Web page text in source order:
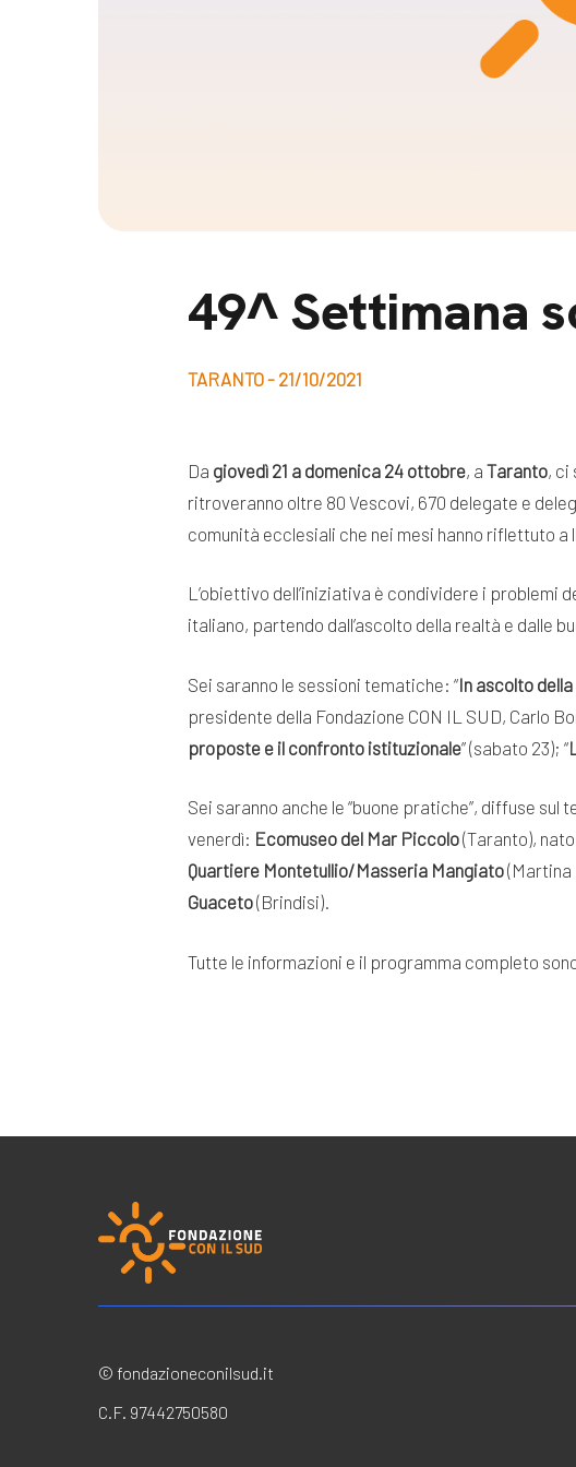
49^ Settimana
TARANTO - 21/10/2021
Da giovedì 21 a domenica 24 ottobre, a Taranto, ci
ritroveranno oltre 80 Vescovi, 670 delegate e
comunità ecclesiali che nei mesi hanno riflettuto a
L’obiettivo dell’iniziativa è condividere i problemi
italiano, partendo dall’ascolto della realtà e dalle
Sei saranno le sessioni tematiche: “In ascolto
presidente della Fondazione CON IL SUD, Carlo
proposte e il confronto istituzionale” (sabato 23); “
Sei saranno anche le “buone pratiche”, diffuse
venerdì: Ecomuseo del Mar Piccolo(Taranto),
Quartiere Montetullio/Masseria Mangiato(Martina
Guaceto(Brindisi).
Tutte le informazioni e il programma completo
© fondazioneconilsud.it
C.F. 97442750580
Videomagazine e